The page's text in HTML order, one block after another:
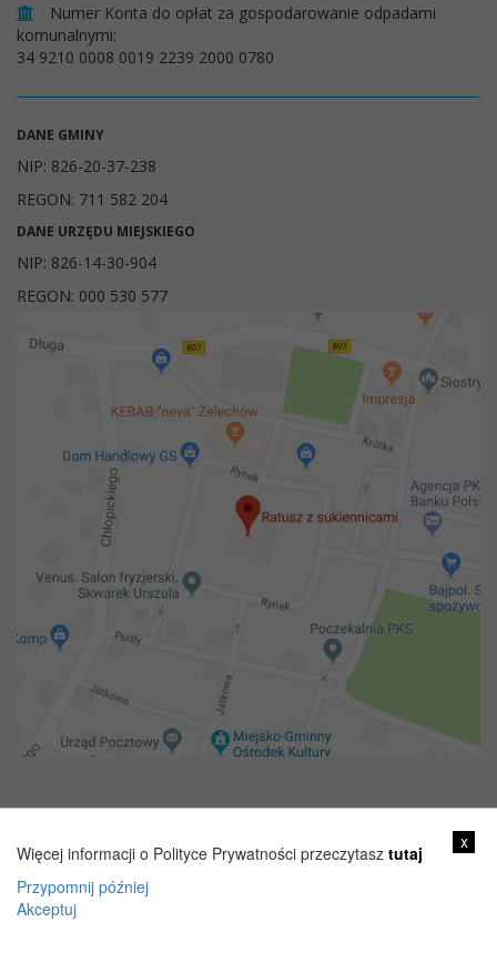
Numer Konta do opłat za gospodarowanie odpadami
komunalnymi:
34 9210 0008 0019 2239 2000 0780
DANE GMINY
NIP: 826-20-37-238
REGON: 711 582 204
DANE URZĘDU MIEJSKIEGO
NIP: 826-14-30-904
REGON: 000 530 577
x
Więcej informacji o Polityce Prywatności przeczytasz tutaj
Przypomnij później
Akceptuj